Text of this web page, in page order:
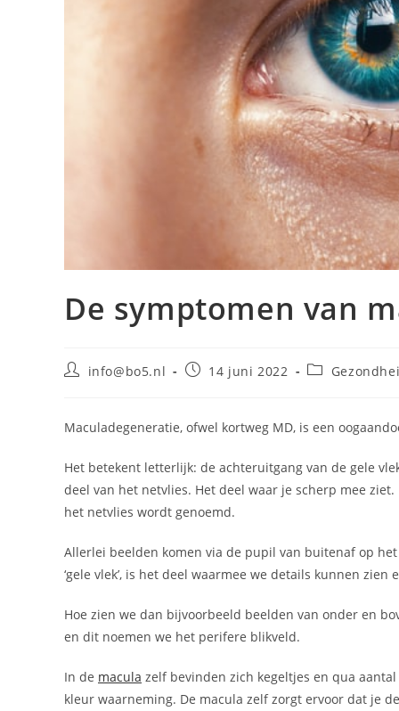
De symptomen van
Berichtinfo@bo5.nl
Bericht14 juni 2022
Maculadegeneratie, ofwel kortweg MD, is een
Het betekent letterlijk: de achteruitgang van de gele
deel van het netvlies. Het deel waar je scherp mee
het netvlies wordt genoemd.
Allerlei beelden komen via de pupil van buitenaf op
‘gele vlek’, is het deel waarmee we details kunnen zien
Hoe zien we dan bijvoorbeeld beelden van onder en
en dit noemen we het perifere blikveld.
In de macula zelf bevinden zich kegeltjes en qua
kleur waarneming. De macula zelf zorgt ervoor dat je